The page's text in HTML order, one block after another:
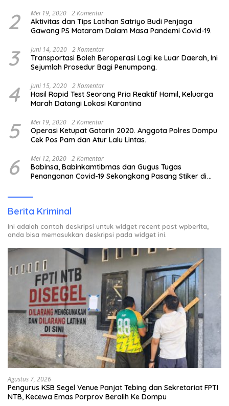
2 Mei 19, 2020 2 Komentar
Aktivitas dan Tips Latihan Satriyo Budi Penjaga
Gawang PS Mataram Dalam Masa Pandemi Covid-19.
3 Juni 14, 2020 2 Komentar
Transportasi Boleh Beroperasi Lagi ke Luar Daerah, Ini
Sejumlah Prosedur Bagi Penumpang.
4 Juni 15, 2020 2 Komentar
Hasil Rapid Test Seorang Pria Reaktif Hamil, Keluarga
Marah Datangi Lokasi Karantina
5 Mei 19, 2020 2 Komentar
Operasi Ketupat Gatarin 2020. Anggota Polres Dompu
Cek Pos Pam dan Atur Lalu Lintas.
6 Mei 12, 2020 2 Komentar
Babinsa, Babinkamtibmas dan Gugus Tugas
Penanganan Covid-19 Sekongkang Pasang Stiker di
Berita Kriminal
Ini adalah contoh deskripsi untuk widget recent post wpberita,
anda bisa memasukkan deskripsi pada widget ini.
Agustus 7, 2026
Pengurus KSB Segel Venue Panjat Tebing dan Sekretariat FPTI
NTB, Kecewa Emas Porprov Beralih Ke Dompu